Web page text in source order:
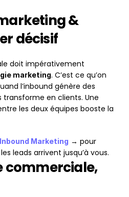
&
décisif
marketing. C’est ce qu’on
l’inbound génère des
en clients. Une
les deux équipes booste la
Inbound Marketing → pour
leads arrivent jusqu’à vous.
commerciale,